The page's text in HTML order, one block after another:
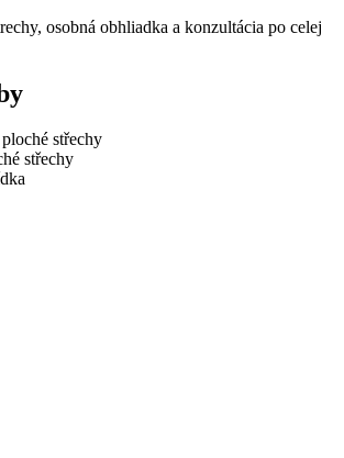
osobná obhliadka a konzultácia po celej
střechy
střechy